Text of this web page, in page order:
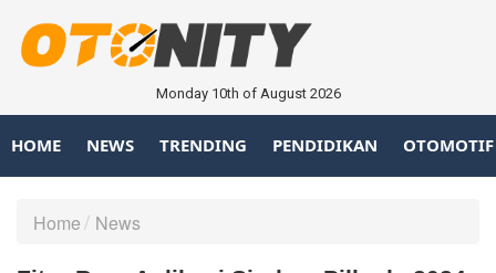
Monday 10th of August 2026
HOME NEWS TRENDING PENDIDIKAN OTOMOTIF
Home News